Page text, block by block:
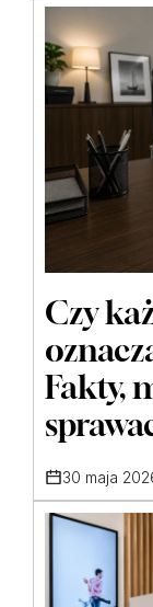
Czy
Fakty,
30 maja